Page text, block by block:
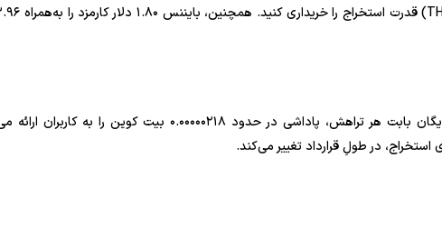
از نظر درآمد، به‌طور میانگین، این سایت استخراج ارز رایگان بابت هر تراهش، پاداشی در حدود ۰.۰۰۰۰۰۲۱۸ بیت کوین را
در طولِ قرارداد تغییر می‌کند.